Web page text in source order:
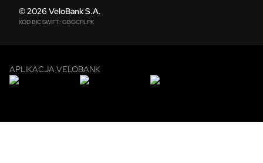
© 2026 VeloBank S.A.
KOD BIC SWIFT: GBGCPLPK
APLIKACJA VELOBANK